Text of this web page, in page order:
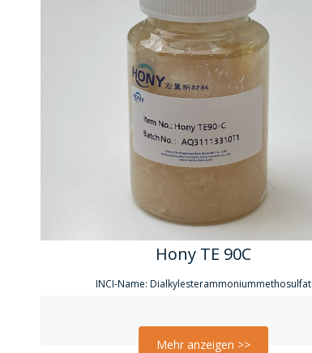
Hony TE 90C
INCI-Name: Dialkylesterammoniummethosulfat
Mehr anzeigen >>